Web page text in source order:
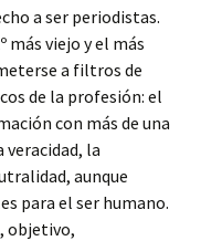
a ser periodistas.
más viejo y el más
a filtros de
de la profesión: el
con más de una
veracidad, la
aunque
para el ser humano.
objetivo,